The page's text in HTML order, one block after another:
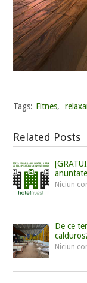
Tags: Fitnes,
Related Posts
Niciun
De ce
Niciun